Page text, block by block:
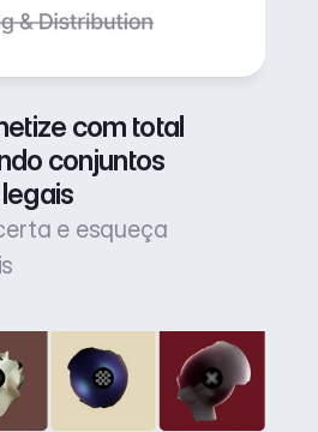
com total
conjuntos
e esqueça